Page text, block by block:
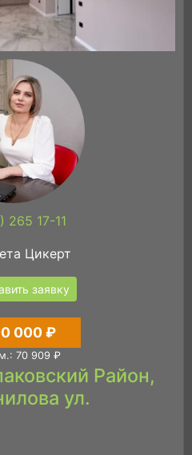
265 17-11
Цикерт
заявку
000 ₽
70 909 ₽
Район,
ул.